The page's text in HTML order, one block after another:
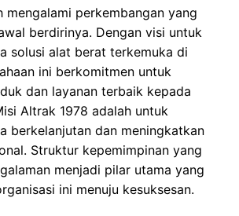
mengalami perkembangan yang
berdirinya. Dengan visi untuk
solusi alat berat terkemuka di
ini berkomitmen untuk
dan layanan terbaik kepada
Altrak 1978 adalah untuk
berkelanjutan dan meningkatkan
Struktur kepemimpinan yang
menjadi pilar utama yang
ini menuju kesuksesan.